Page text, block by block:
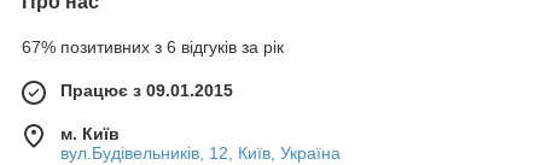
67% позитивних з 6 відгуків за рік
Працює з 09.01.2015
м. Київ
вул.Будівельників, 12, Київ, Україна